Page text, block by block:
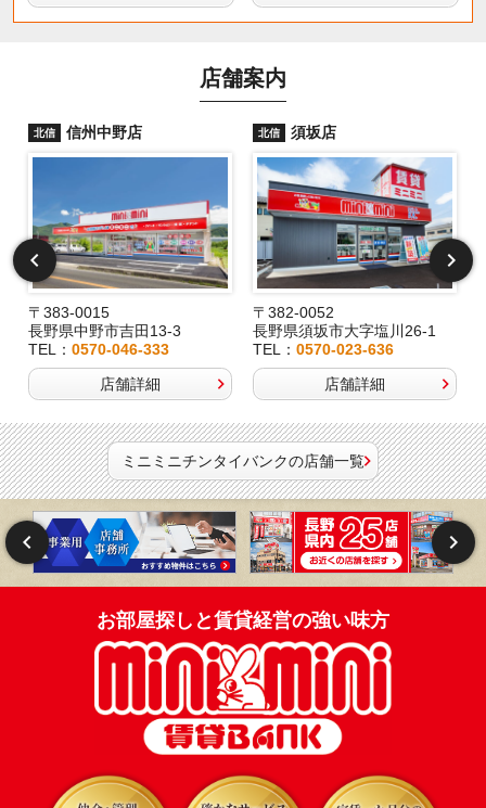
店舗案内
北信 信州中野店
〒383-0015
長野県中野市吉田13-3
TEL： 0570-046-333
店舗詳細
北信 須坂店
〒382-0052
長野県須坂市大字塩川26-1
TEL：0570-023-636
店舗詳細
ミニミニチンタイバンクの店舗一覧
お部屋探しと賃貸経営の強い味方